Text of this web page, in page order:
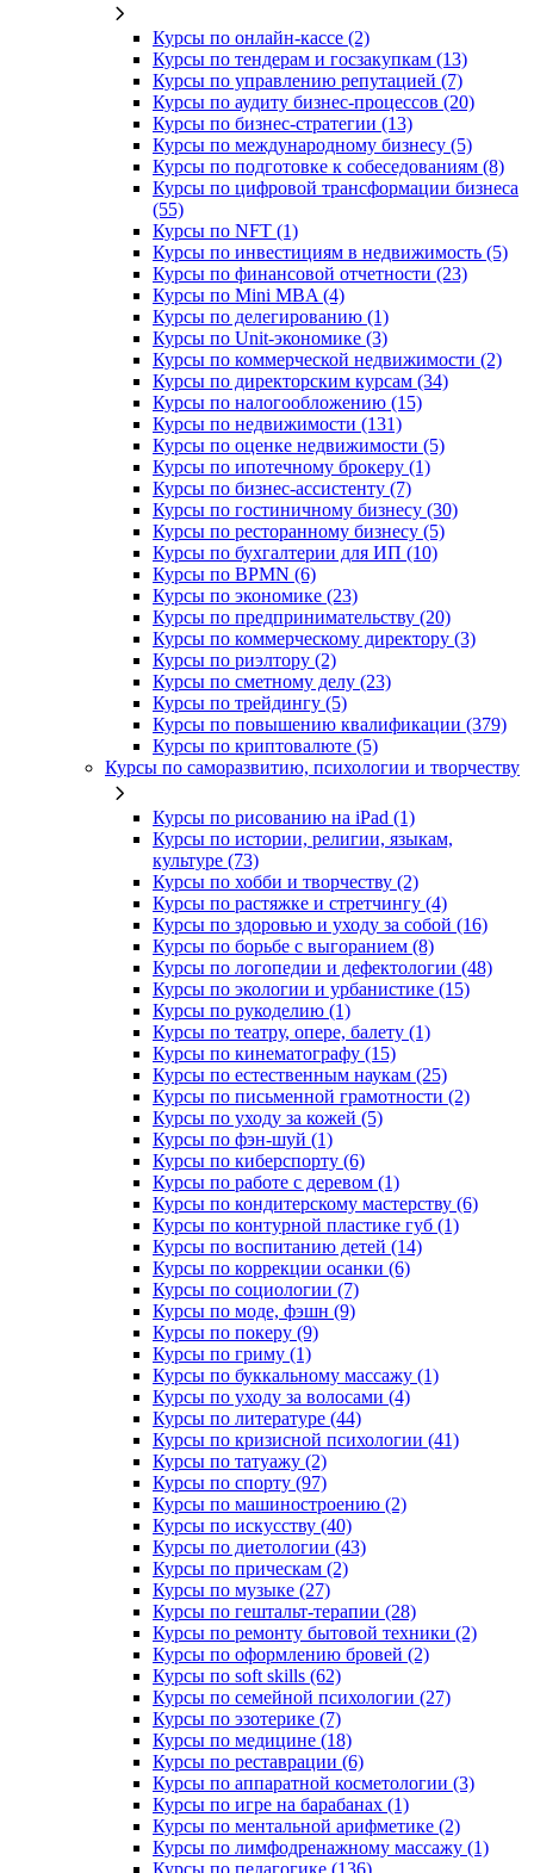
Курсы по онлайн-кассе (2)
Курсы по тендерам и госзакупкам (13)
Курсы по управлению репутацией (7)
Курсы по аудиту бизнес-процессов (20)
Курсы по бизнес-стратегии (13)
Курсы по международному бизнесу (5)
Курсы по подготовке к собеседованиям (8)
Курсы по цифровой трансформации бизнеса
(55)
Курсы по NFT (1)
Курсы по инвестициям в недвижимость (5)
Курсы по финансовой отчетности (23)
Курсы по Mini MBA (4)
Курсы по делегированию (1)
Курсы по Unit-экономике (3)
Курсы по коммерческой недвижимости (2)
Курсы по директорским курсам (34)
Курсы по налогообложению (15)
Курсы по недвижимости (131)
Курсы по оценке недвижимости (5)
Курсы по ипотечному брокеру (1)
Курсы по бизнес-ассистенту (7)
Курсы по гостиничному бизнесу (30)
Курсы по ресторанному бизнесу (5)
Курсы по бухгалтерии для ИП (10)
Курсы по BPMN (6)
Курсы по экономике (23)
Курсы по предпринимательству (20)
Курсы по коммерческому директору (3)
Курсы по риэлтору (2)
Курсы по сметному делу (23)
Курсы по трейдингу (5)
Курсы по повышению квалификации (379)
Курсы по криптовалюте (5)
Курсы по саморазвитию, психологии и творчеству
Курсы по рисованию на iPad (1)
Курсы по истории, религии, языкам,
культуре (73)
Курсы по хобби и творчеству (2)
Курсы по растяжке и стретчингу (4)
Курсы по здоровью и уходу за собой (16)
Курсы по борьбе с выгоранием (8)
Курсы по логопедии и дефектологии (48)
Курсы по экологии и урбанистике (15)
Курсы по рукоделию (1)
Курсы по театру, опере, балету (1)
Курсы по кинематографу (15)
Курсы по естественным наукам (25)
Курсы по письменной грамотности (2)
Курсы по уходу за кожей (5)
Курсы по фэн-шуй (1)
Курсы по киберспорту (6)
Курсы по работе с деревом (1)
Курсы по кондитерскому мастерству (6)
Курсы по контурной пластике губ (1)
Курсы по воспитанию детей (14)
Курсы по коррекции осанки (6)
Курсы по социологии (7)
Курсы по моде, фэшн (9)
Курсы по покеру (9)
Курсы по гриму (1)
Курсы по буккальному массажу (1)
Курсы по уходу за волосами (4)
Курсы по литературе (44)
Курсы по кризисной психологии (41)
Курсы по татуажу (2)
Курсы по спорту (97)
Курсы по машиностроению (2)
Курсы по искусству (40)
Курсы по диетологии (43)
Курсы по прическам (2)
Курсы по музыке (27)
Курсы по гештальт-терапии (28)
Курсы по ремонту бытовой техники (2)
Курсы по оформлению бровей (2)
Курсы по soft skills (62)
Курсы по семейной психологии (27)
Курсы по эзотерике (7)
Курсы по медицине (18)
Курсы по реставрации (6)
Курсы по аппаратной косметологии (3)
Курсы по игре на барабанах (1)
Курсы по ментальной арифметике (2)
Курсы по лимфодренажному массажу (1)